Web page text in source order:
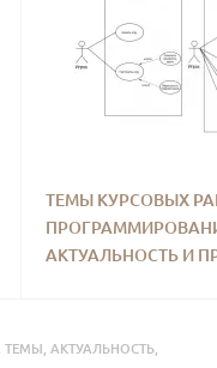
ТЕМЫ КУРСОВЫХ
АКТУАЛЬНОСТЬ И
ТЕМЫ АКТУАЛЬНОСТЬ